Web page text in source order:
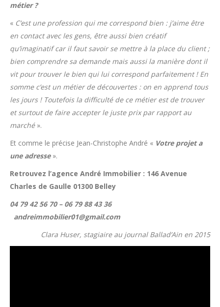
métier ?
« C’est une profession qui me correspond bien : j’aime être
en contact avec les gens, être aussi bien créatif
qu’imaginatif car il faut savoir se mettre à la place du client ;
bien comprendre sa demande mais aussi la manière dont il
vit pour trouver le bien qui lui correspond parfaitement ! En
somme c’est un métier de découvertes : on en apprend tous
les jours ! Toutefois la difficulté de ce métier est de trouver
et surtout de faire accepter le juste prix par rapport au
marché».
Et comme le précise Jean-Christophe André « Votre projet a
une adresse».
Retrouvez l’agence André Immobilier : 146 Avenue
Charles de Gaulle 01300 Belley
04 79 42 56 70 – 06 79 88 43 36
andreimmobilier01@gmail.com
Clara Huser, stagiaire au journal Ballad’Ain en 2015